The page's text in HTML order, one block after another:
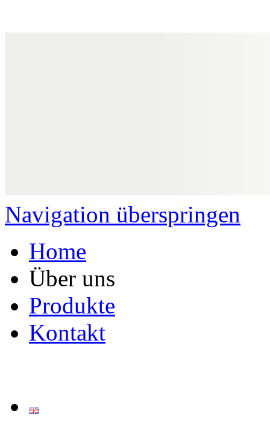
Navigation überspringen
Home
Über uns
Produkte
Kontakt